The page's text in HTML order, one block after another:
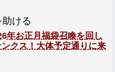
ける
年お正月福袋召喚を回し
クス！大体予定通りに来